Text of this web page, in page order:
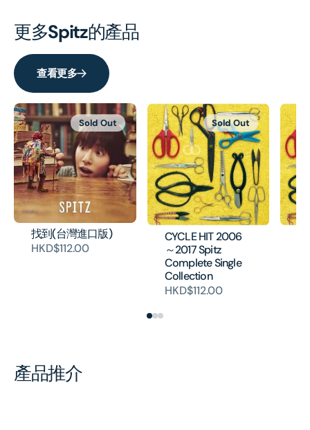
更多Spitz的產品
查看更多
找到(台灣進口版)
HKD$112.00
Sold Out
CYCLE HIT 2006
～2017 Spitz
Complete Single
Collection
HKD$112.00
Sold Out
產品推介